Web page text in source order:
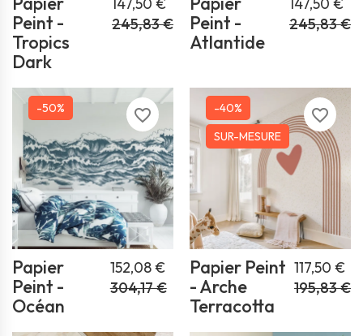
Peint -
Tropics
Dark
245,83 €
Peint -
Atlantide
245,83 €
favorite_border
Papier
Peint -
Océan
152,08 €
304,17 €
-50% favorite_border
Papier Peint
- Arche
Terracotta
117,50 €
195,83 €
-40%
SUR-MESURE